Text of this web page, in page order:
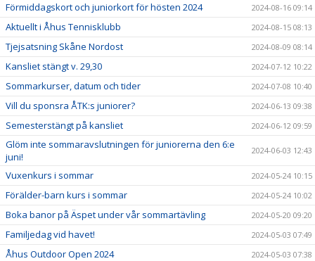
Förmiddagskort och juniorkort för hösten 2024 2024-08-16 09:14
Aktuellt i Åhus Tennisklubb 2024-08-15 08:13
Tjejsatsning Skåne Nordost 2024-08-09 08:14
Kansliet stängt v. 29,30 2024-07-12 10:22
Sommarkurser, datum och tider 2024-07-08 10:40
Vill du sponsra ÅTK:s juniorer? 2024-06-13 09:38
Semesterstängt på kansliet 2024-06-12 09:59
Glöm inte sommaravslutningen för juniorerna den 6:e
juni!
2024-06-03 12:43
Vuxenkurs i sommar 2024-05-24 10:15
Förälder-barn kurs i sommar 2024-05-24 10:02
Boka banor på Äspet under vår sommartävling 2024-05-20 09:20
Familjedag vid havet! 2024-05-03 07:49
Åhus Outdoor Open 2024 2024-05-03 07:38